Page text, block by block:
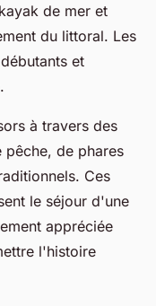
de mer et
du littoral. Les
et
à travers des
de phares
Ces
le séjour d'une
appréciée
l'histoire